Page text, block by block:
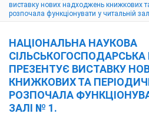
виставку нових надходжень книжкових
розпочала функціонувати у читальній
НАЦІОНАЛЬНА НАУКОВА
СІЛЬСЬКОГОСПОДАРСЬКА
ПРЕЗЕНТУЄ ВИСТАВКУ
КНИЖКОВИХ ТА
РОЗПОЧАЛА
ЗАЛІ № 1.